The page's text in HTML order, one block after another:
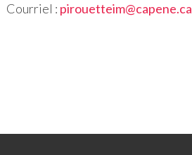
Courriel : pirouetteim@capene.ca